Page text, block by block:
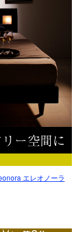
エレオノーラ